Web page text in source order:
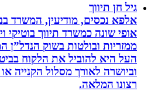
גיל חן תיווך
אלפא נכסים, מודיעין, המשרד
אופי שונה כמשרד תיווך בוטיקי
ממזריות ובולטות בשוק הנדל”ן
העל היא להוביל את הלקוח בביטחון,
וביושרה לאורך מסלול הקנייה או
רצונו המלאה.